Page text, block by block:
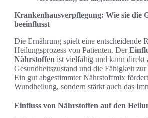
Krankenhausverpflegung: Wie sie die
beeinflusst
Die Ernährung spielt eine entscheidende
Heilungsprozess von Patienten. Der
Nährstoffen ist vielfältig und kann direkt
Gesundheitszustand und die Fähigkeit
Ein gut abgestimmter Nährstoffmix
Wundheilung, sondern stärkt auch das
Einfluss von Nährstoffen auf den